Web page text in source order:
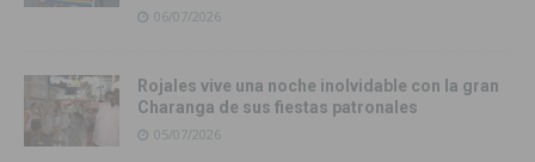
06/07/2026
Rojales vive una noche inolvidable con la gran
Charanga de sus fiestas patronales
05/07/2026